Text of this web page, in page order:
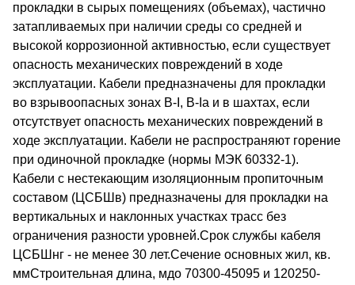
прокладки в сырых помещениях (объемах), частично
затапливаемых при наличии среды со средней и
высокой коррозионной активностью, если существует
опасность механических повреждений в ходе
эксплуатации. Кабели предназначены для прокладки
во взрывоопасных зонах В-I, В-Iа и в шахтах, если
отсутствует опасность механических повреждений в
ходе эксплуатации. Кабели не распространяют горение
при одиночной прокладке (нормы МЭК 60332-1).
Кабели с нестекающим изоляционным пропиточным
составом (ЦСБШв) предназначены для прокладки на
вертикальных и наклонных участках трасс без
ограничения разности уровней.Срок службы кабеля
ЦСБШнг - не менее 30 лет.Сечение основных жил, кв.
ммСтроительная длина, мдо 70300-45095 и 120250-